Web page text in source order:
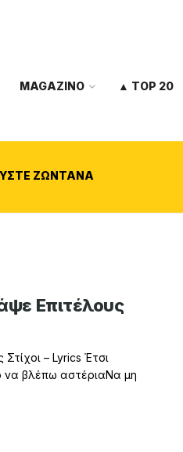
MAGAZINO ▲ TOP 20
ΖΩΝΤΑΝΑ
Επιτέλους
– Lyrics Έτσι
να βλέπω αστέριαΝα μη